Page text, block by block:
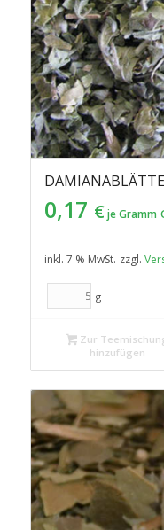
0,17 € je Gramm
inkl. 7 % MwSt. zzgl.
g
Zur
hinzufügen